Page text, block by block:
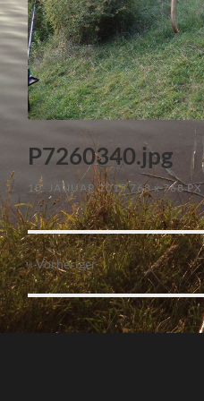
P7260340.jpg
10. JANUAR 2015 768x768 PX
« Vorheriger